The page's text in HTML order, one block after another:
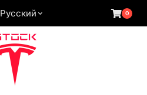
Русский 0